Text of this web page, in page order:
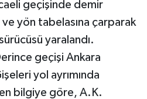
geçişinde demir
yön tabelasına çarparak
yaralandı.
geçişi Ankara
yol ayrımında
bilgiye göre, A.K.